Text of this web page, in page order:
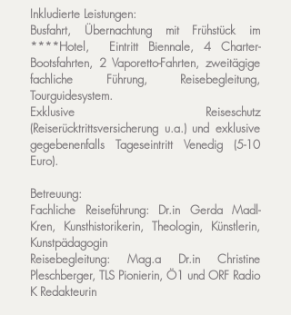
Inkludierte Leistungen:
Busfahrt, Übernachtung mit Frühstück im
****Hotel, Eintritt Biennale, 4 Charter-
Bootsfahrten, 2 Vaporetto-Fahrten, zweitägige
fachliche Führung, Reisebegleitung,
Tourguidesystem.
Exklusive Reiseschutz
(Reiserücktrittsversicherung u.a.) und exklusive
gegebenenfalls Tageseintritt Venedig (5-10
Euro).
Betreuung:
Fachliche Reiseführung: Dr.in Gerda Madl-
Kren, Kunsthistorikerin, Theologin, Künstlerin,
Kunstpädagogin
Reisebegleitung: Mag.a Dr.in Christine
Pleschberger, TLS Pionierin, Ö1 und ORF Radio
K Redakteurin